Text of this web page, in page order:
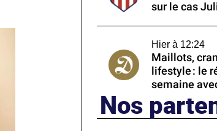
sur le cas
Hier à 12:24
Maillots,
lifestyle : le
semaine
Nos